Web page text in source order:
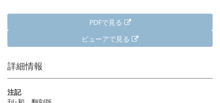
PDFで見る
ビューアで見る
詳細情報
注記